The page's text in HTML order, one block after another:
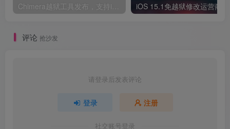
Chimera越狱工具发布，支持iOS12.0~iOS12.5 全体设备部分包括A12 Xs XsMax Xr 更新1.6.2
评论 抢沙发
请登录后发表评论
登录 注册
社交账号登录